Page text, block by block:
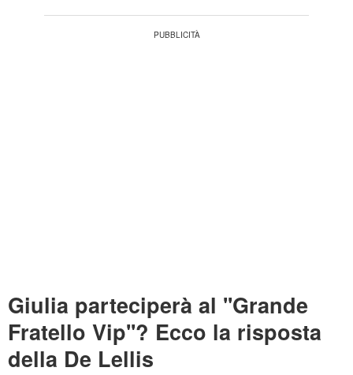
Giulia parteciperà al ''Grande
Fratello Vip''? Ecco la risposta
della De Lellis